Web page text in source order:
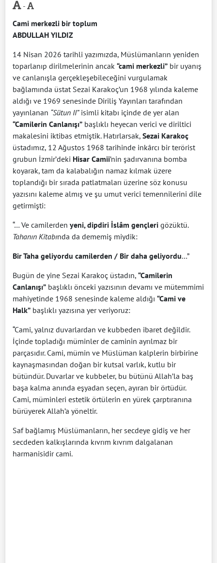
-
Cami merkezli bir toplum
ABDULLAH YILDIZ
14 Nisan 2026 tarihli yazımızda, Müslümanların yeniden
toparlanıp dirilmelerinin ancak “cami merkezli” bir uyanış
ve canlanışla gerçekleşebileceğini vurgulamak
bağlamında üstat Sezai Karakoç’un 1968 yılında kaleme
aldığı ve 1969 senesinde Diriliş Yayınları tarafından
yayınlanan “Sütun II”isimli kitabı içinde de yer alan
“Camilerin Canlanışı” başlıklı heyecan verici ve diriltici
makalesini iktibas etmiştik. Hatırlarsak, Sezai Karakoç
üstadımız, 12 Ağustos 1968 tarihinde inkârcı bir terörist
grubun İzmir’deki Hisar Camii’nin şadırvanına bomba
koyarak, tam da kalabalığın namaz kılmak üzere
toplandığı bir sırada patlatmaları üzerine söz konusu
yazısını kaleme almış ve şu umut verici temennilerini dile
getirmişti:
“… Ve camilerden yeni, dipdiri İslâm gençleri gözüktü.
Tahanın Kitabında da dememiş miydik:
Bir Taha geliyordu camilerden / Bir daha geliyordu…”
Bugün de yine Sezai Karakoç üstadın, “Camilerin
Canlanışı” başlıklı önceki yazısının devamı ve mütemmimi
mahiyetinde 1968 senesinde kaleme aldığı “Cami ve
Halk” başlıklı yazısına yer veriyoruz:
“Cami, yalnız duvarlardan ve kubbeden ibaret değildir.
İçinde topladığı müminler de caminin ayrılmaz bir
parçasıdır. Cami, mümin ve Müslüman kalplerin birbirine
kaynaşmasından doğan bir kutsal varlık, kutlu bir
bütündür. Duvarlar ve kubbeler, bu bütünü Allah’la baş
başa kalma anında eşyadan seçen, ayıran bir örtüdür.
Cami, müminleri estetik örtülerin en yürek çarptıranına
bürüyerek Allah’a yöneltir.
Saf bağlamış Müslümanların, her secdeye gidiş ve her
secdeden kalkışlarında kıvrım kıvrım dalgalanan
harmanisidir cami.